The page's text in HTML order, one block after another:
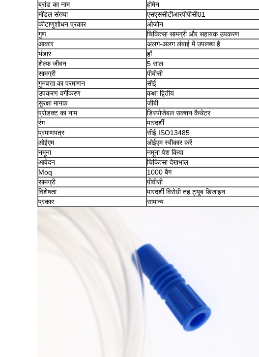
ब्रांड का नाम
होमेन
मॉडल संख्या
एसएससीटीआरपीपीसी01
कीटाणुशोधन प्रकार
ओजोन
गुण
चिकित्सा सामग्री और सहायक उपकरण
आकार
अलग-अलग लंबाई में उपलब्ध है
भंडार
हाँ
शेल्फ जीवन
5 साल
सामग्री
पीवीसी
गुनवत्ता का परमाणन
सीई
उपकरण वर्गीकरण
कक्षा द्वितीय
सुरक्षा मानक
जीबी
प्रोडक्ट का नाम
डिस्पोजेबल सक्शन कैथेटर
रंग
पारदर्शी
प्रमाणपत्र
सीई ISO13485
ओईएम
ओईएम स्वीकार करें
नमूना
नमूना पेश किया
आवेदन
चिकित्सा देखभाल
Moq
1000 बैग
सामग्री
पीवीसी
विशेषता
पारदर्शी विरोधी तह ट्यूब डिजाइन
प्रकार
सामान्य